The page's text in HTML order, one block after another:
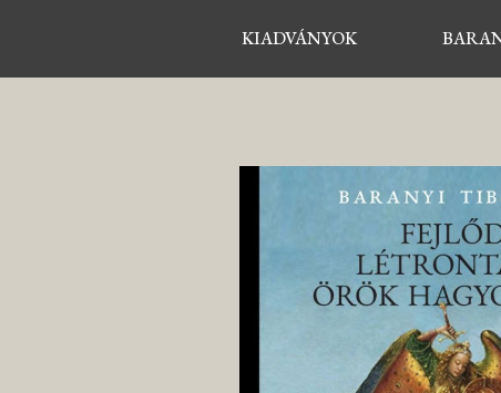
KIADVÁNYOK